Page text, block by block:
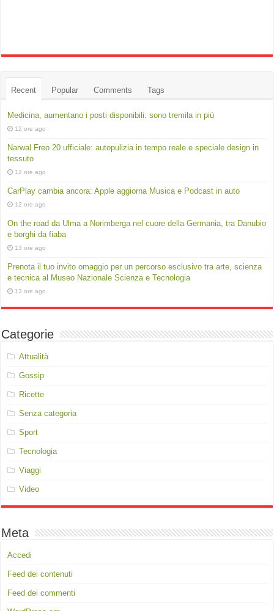
Recent Popular Comments Tags
Medicina, aumentano i posti disponibili: sono tremila in più
12 ore ago
Narwal Freo 20 ufficiale: autopulizia in tempo reale e speciale design in
tessuto
12 ore ago
CarPlay cambia ancora: Apple aggiorna Musica e Podcast in auto
12 ore ago
On the road da Ulma a Norimberga nel cuore della Germania, tra Danubio
e borghi da fiaba
13 ore ago
Prenota il tuo invito omaggio per un percorso esclusivo tra arte, scienza
e tecnica al Museo Nazionale Scienza e Tecnologia
13 ore ago
Categorie
Attualità
Gossip
Ricette
Senza categoria
Sport
Tecnologia
Viaggi
Video
Meta
Accedi
Feed dei contenuti
Feed dei commenti